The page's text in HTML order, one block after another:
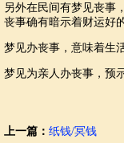
另外在民间有梦见丧事
丧事确有暗示着财运好
梦见办丧事，意味着生
梦见为亲人办丧事，预
上一篇： 纸钱/冥钱